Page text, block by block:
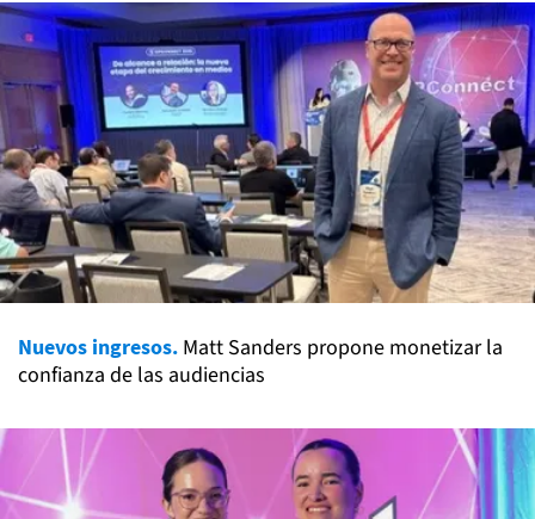
Nuevos ingresos. Matt Sanders propone monetizar la
confianza de las audiencias